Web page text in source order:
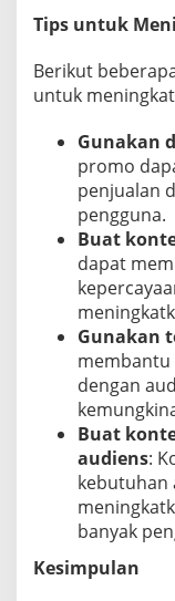
Tips untuk
Berikut
untuk
Gunakan
promo
penjualan
pengguna.
Buat
dapat
Gunakan
membantu
dengan
Buat
audiens:
kebutuhan
banyak
Kesimpulan